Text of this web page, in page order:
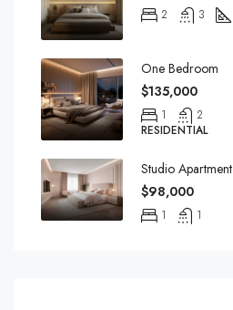
2 3
One Bedroom
$135,000
1
2
RESIDENTIAL
Studio Apartment
$98,000
1 1